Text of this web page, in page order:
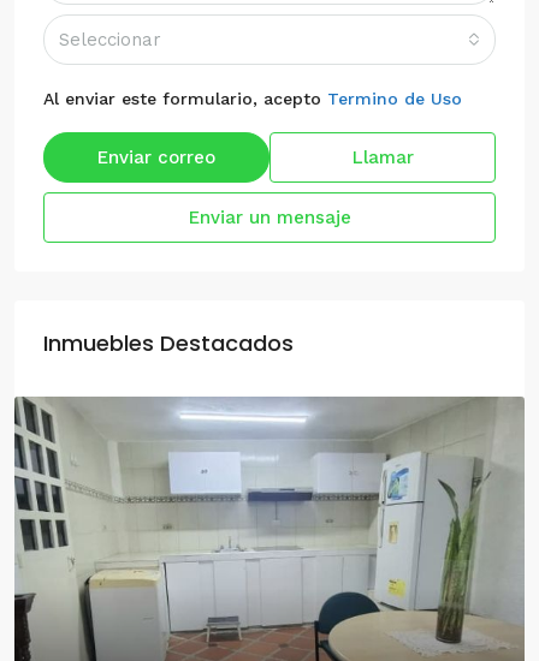
Seleccionar
Al enviar este formulario, acepto Termino de Uso
Enviar correo Llamar
Enviar un mensaje
Inmuebles Destacados